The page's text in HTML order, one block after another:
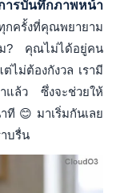
n
ารบันทึกภาพหน้า
กครั้งที่คุณพยายาม
ม? คุณไม่ได้อยู่คน
ไม่ต้องกังวล เรามี
แล้ว ซึ่งจะช่วยให้
😊 มาเริ่มกันเลย
บรื่น